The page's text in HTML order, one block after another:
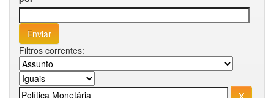
Filtros correntes: